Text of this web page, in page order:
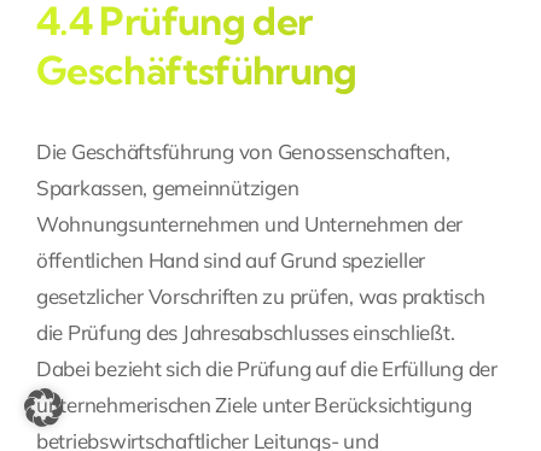
4.4 Prüfung der
Geschäftsführung
Die Geschäftsführung von Genossenschaften,
Sparkassen, gemeinnützigen
Wohnungsunternehmen und Unternehmen der
öffentlichen Hand sind auf Grund spezieller
gesetzlicher Vorschriften zu prüfen, was praktisch
die Prüfung des Jahresabschlusses einschließt.
Dabei bezieht sich die Prüfung auf die Erfüllung der
unternehmerischen Ziele unter Berücksichtigung
betriebswirtschaftlicher Leitungs- und